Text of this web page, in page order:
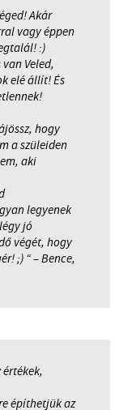
Akár
vagy éppen
:)
Veled,
elé állít! És
hogy
a szüleiden
aki
legyenek
jó
végét, hogy
;) “ – Bence,
építhetjük az